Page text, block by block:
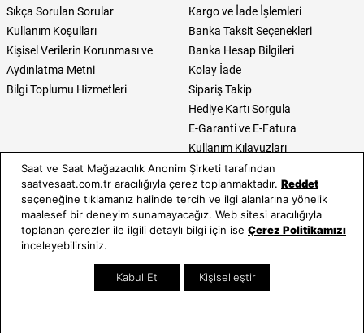
Sıkça Sorulan Sorular
Kullanım Koşulları
Kişisel Verilerin Korunması ve
Aydınlatma Metni
Bilgi Toplumu Hizmetleri
Kargo ve İade İşlemleri
Banka Taksit Seçenekleri
Banka Hesap Bilgileri
Kolay İade
Sipariş Takip
Hediye Kartı Sorgula
E-Garanti ve E-Fatura
Kullanım Kılavuzları
Saat ve Saat
Hakkımızda
Neden Saat ve Saat
Mağazalar
Kategoriler
Erkek Saat
Kadın Saat
Takı & Aksesuar
Kampanyalar
Saat ve Saat Mağazacılık Anonim Şirketi tarafından
saatvesaat.com.tr aracılığıyla çerez toplanmaktadır. Reddet
seçeneğine tıklamanız halinde tercih ve ilgi alanlarına yönelik
maalesef bir deneyim sunamayacağız. Web sitesi aracılığıyla
toplanan çerezler ile ilgili detaylı bilgi için ise Çerez Politikamızı
inceleyebilirsiniz.
Kabul Et Kişiselleştir